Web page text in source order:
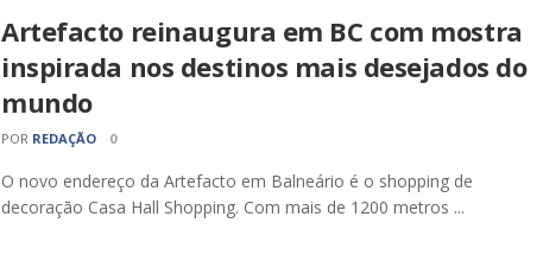
Artefacto reinaugura em BC com mostra
inspirada nos destinos mais desejados do
mundo
POR REDAÇÃO 0
O novo endereço da Artefacto em Balneário é o shopping de
decoração Casa Hall Shopping. Com mais de 1200 metros ...